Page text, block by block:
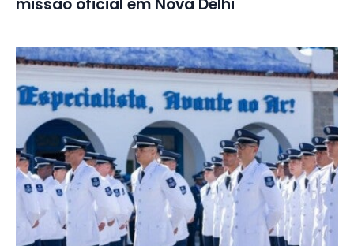
missão oficial em Nova Délhi